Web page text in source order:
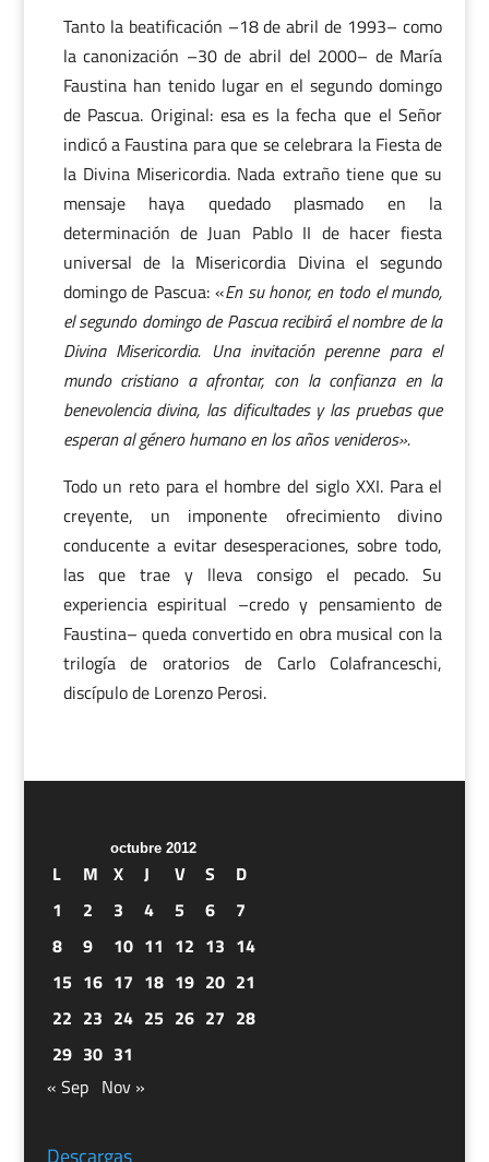
Tanto la beatificación –18 de abril de 1993– como
la canonización –30 de abril del 2000– de María
Faustina han tenido lugar en el segundo domingo
de Pascua. Original: esa es la fecha que el Señor
indicó a Faustina para que se celebrara la Fiesta de
la Divina Misericordia. Nada extraño tiene que su
mensaje haya quedado plasmado en la
determinación de Juan Pablo II de hacer fiesta
universal de la Misericordia Divina el segundo
domingo de Pascua: «En su honor, en todo el mundo,
el segundo domingo de Pascua recibirá el nombre de la
Divina Misericordia. Una invitación perenne para el
mundo cristiano a afrontar, con la confianza en la
benevolencia divina, las dificultades y las pruebas que
esperan al género humano en los años venideros».
Todo un reto para el hombre del siglo XXI. Para el
creyente, un imponente ofrecimiento divino
conducente a evitar desesperaciones, sobre todo,
las que trae y lleva consigo el pecado. Su
experiencia espiritual –credo y pensamiento de
Faustina– queda convertido en obra musical con la
trilogía de oratorios de Carlo Colafranceschi,
discípulo de Lorenzo Perosi.
octubre 2012
L M X J V S
D
1
2 3 4 5 6
7
8
9 10 11 12 13 14
15 16 17 18 19 20 21
22 23 24 25 26 27 28
29 30 31
« Sep Nov »